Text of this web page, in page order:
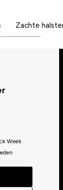
als
Zachte
Week